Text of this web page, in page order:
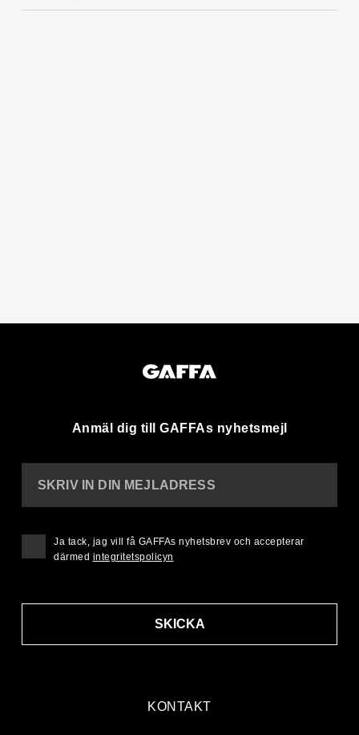
Anmäl dig till GAFFAs nyhetsmejl
KONTAKT
SKRIV IN DIN MEJLADRESS
SKICKA
Ja tack, jag vill få GAFFAs nyhetsbrev och accepterar
därmed integritetspolicyn